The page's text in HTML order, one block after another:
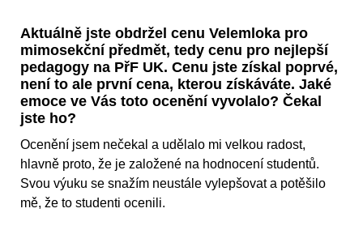
Aktuálně jste obdržel cenu Velemloka pro
mimosekční předmět, tedy cenu pro nejlepší
pedagogy na PřF UK. Cenu jste získal poprvé,
není to ale první cena, kterou získáváte. Jaké
emoce ve Vás toto ocenění vyvolalo? Čekal
jste ho?
Ocenění jsem nečekal a udělalo mi velkou radost,
hlavně proto, že je založené na hodnocení studentů.
Svou výuku se snažím neustále vylepšovat a potěšilo
mě, že to studenti ocenili.